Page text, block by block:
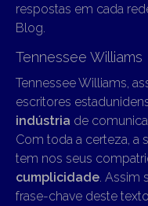
respostas em cada
Blog.
Tennessee Williams
Tennessee Williams,
escritores
indústria de
Com toda a certeza, a
tem nos seus
cumplicidade. Assim
frase-chave deste